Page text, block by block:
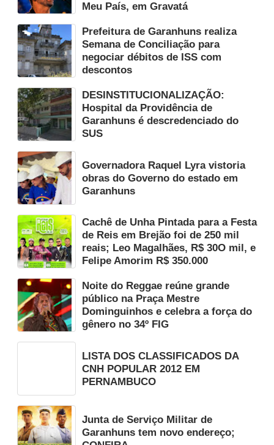
Meu País, em Gravatá
Prefeitura de Garanhuns realiza
Semana de Conciliação para
negociar débitos de ISS com
descontos
DESINSTITUCIONALIZAÇÃO:
Hospital da Providência de
Garanhuns é descredenciado do
SUS
Governadora Raquel Lyra vistoria
obras do Governo do estado em
Garanhuns
Cachê de Unha Pintada para a Festa
de Reis em Brejão foi de 250 mil
reais; Leo Magalhães, R$ 30O mil, e
Felipe Amorim R$ 350.000
Noite do Reggae reúne grande
público na Praça Mestre
Dominguinhos e celebra a força do
gênero no 34º FIG
LISTA DOS CLASSIFICADOS DA
CNH POPULAR 2012 EM
PERNAMBUCO
Junta de Serviço Militar de
Garanhuns tem novo endereço;